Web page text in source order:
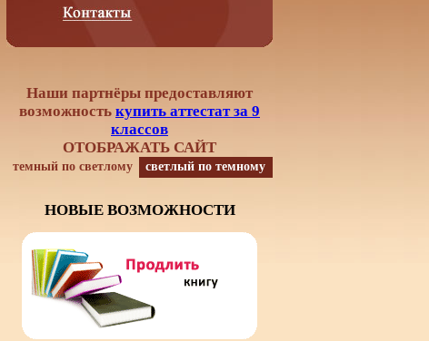
Наши партнёры предоставляют
возможность купить аттестат за 9
классов
ОТОБРАЖАТЬ САЙТ
темный по светлому светлый по темному
НОВЫЕ ВОЗМОЖНОСТИ